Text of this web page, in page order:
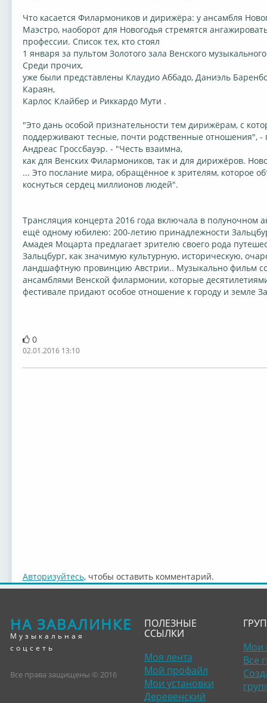
Что касается Филармоников и дирижёра: у ансамбля
Маэстро, наоборот для Новогодья стремятся
профессии. Список тех, кто стоял
1 января за пультом Золотого зала Венского
Среди прочих,
уже были представлены Клаудио Аббадо, Даниэль
Караян,
Карлос Клайбер и Риккардо Мути .
"Это дань особой признательности тем дирижёрам, с
поддерживают тесные, почти родственные отношения",
Андреас Гроссбауэр. - "Честь взаимна,
как для Венских Филармоников, так и для дирижёров.
... Это послание мира, обращённое к зрителям, которое
коснуться сердец миллионов людей".
Трансляция концерта 2016 года включала в полуночном
ещё одному юбилею: 200-летию принадлежности
Амадея Моцарта предлагает зрителю своего рода
Зальцбург, как значимую культурную, историческую,
ландшафтную провинцию Австрии.. Музыкально фильм
ансамблями Венской филармонии, которые
фестивале придают особое отношение к городу и земле
0
02.01.2016 13:10
Авторизуйтесь, чтобы оставить комментарий.
НА ЗАВАЛИНКЕ
Музыкальная
соцсеть
Все права защищены © 2016
ПОЛЕЗНЫЕ
ССЫЛКИ
Моя лента
Мой профайл
Мои установки
Деревенский
Мои
Все